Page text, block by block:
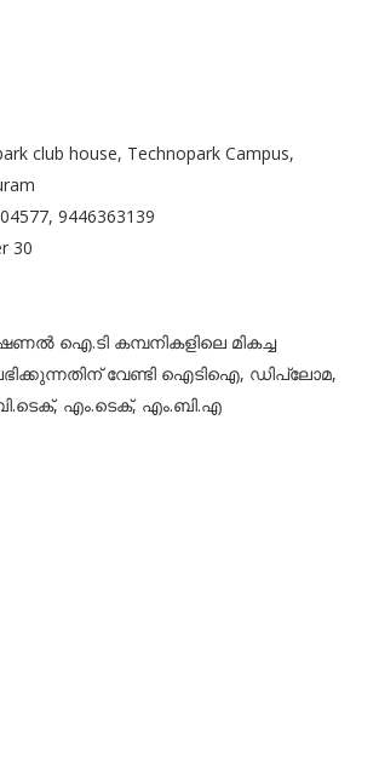
club house, Technopark Campus,
9446363139
30
ഐ.ടി കമ്പനികളിലെ മികച്ച
വേണ്ടി ഐടിഐ, ഡിപ്ലോമ,
എം.ടെക്, എം.ബി.എ